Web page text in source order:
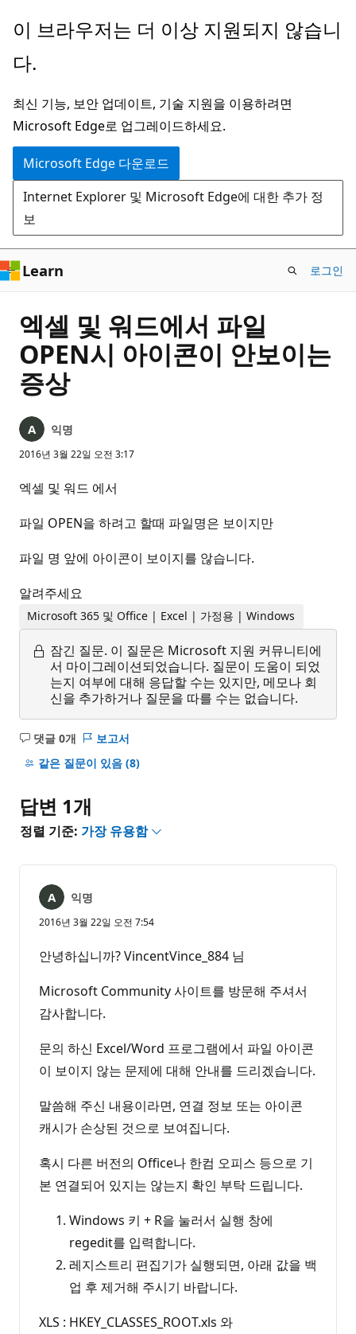
주
콘
츠
로
건
너
뛰
기
이 브라우저는 더 이상 지원되지 않습니
다.
최신 기능, 보안 업데이트, 기술 지원을 이용하려면
Microsoft Edge로 업그레이드하세요.
Microsoft Edge 다운로드
Internet Explorer 및 Microsoft Edge에 대한 추가 정
보
Learn 로그인
엑셀 및 워드에서 파일
OPEN시 아이콘이 안보이는
증상
익명
2016년 3월 22일 오전 3:17
엑셀 및 워드 에서
파일 OPEN을 하려고 할때 파일명은 보이지만
파일 명 앞에 아이콘이 보이지를 않습니다.
알려주세요
Microsoft 365 및 Office | Excel | 가정용 | Windows
잠긴 질문. 이 질문은 Microsoft 지원 커뮤니티에
서 마이그레이션되었습니다. 질문이 도움이 되었
는지 여부에 대해 응답할 수는 있지만, 메모나 회
신을 추가하거나 질문을 따를 수는 없습니다.
댓글 0개
설
명
음
보고서
같은 질문이 있음 (8)
답변 1개
정렬 기준: 가장 유용함
익명
2016년 3월 22일 오전 7:54
안녕하십니까? VincentVince_884 님
Microsoft Community 사이트를 방문해 주셔서
감사합니다.
문의 하신 Excel/Word 프로그램에서 파일 아이콘
이 보이지 않는 문제에 대해 안내를 드리겠습니다.
말씀해 주신 내용이라면, 연결 정보 또는 아이콘
캐시가 손상된 것으로 보여집니다.
혹시 다른 버전의 Office나 한컴 오피스 등으로 기
본 연결되어 있지는 않는지 확인 부탁 드립니다.
Windows 키 + R을 눌러서 실행 창에
regedit를 입력합니다.
레지스트리 편집기가 실행되면, 아래 값을 백
업 후 제거해 주시기 바랍니다.
XLS : HKEY_CLASSES_ROOT.xls 와